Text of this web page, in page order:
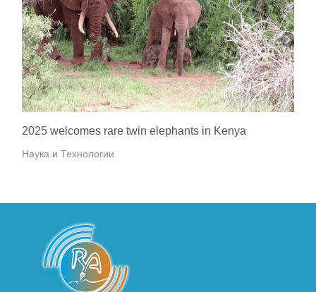
2025 welcomes rare twin elephants in Kenya
Наука и Технологии